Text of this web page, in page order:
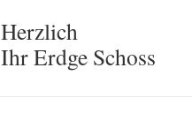
Herzlich
Ihr Erdge Schoss